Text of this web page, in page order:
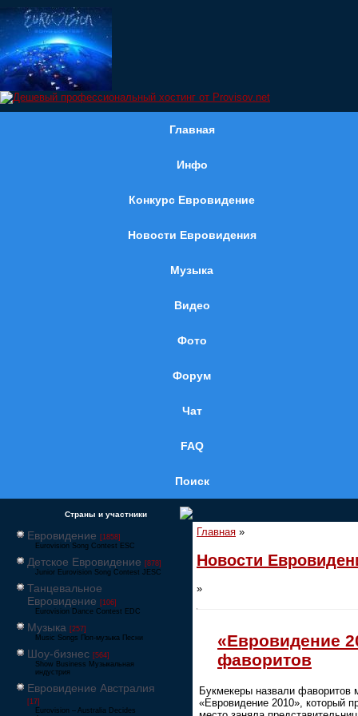
Главная
Инфо
Конкурс Евровидение
Новости Евровидения
Музыка
Видео
Фото
Форум
Чат
FAQ
Поиск
Страны и участники
Евровидение [1858]
Eurovision Song Contest ESC
Детское Евровидение [878]
Junior Eurovision Song Contest JESC
Танцевальное
Евровидение [106]
Eurovision Dance Contest EDC
Музыка [257]
Music Songs Поп-музыка Песни
Шоу-бизнес [564]
Show Business Музыкальная
индустрия
Евровидение Австралия
[17]
Eurovision – Australia Decides
Главная »
Новости
»
«Евровидение
фаворитов
Букмекеры назвали фаворитов
«Евровидение 2010», который